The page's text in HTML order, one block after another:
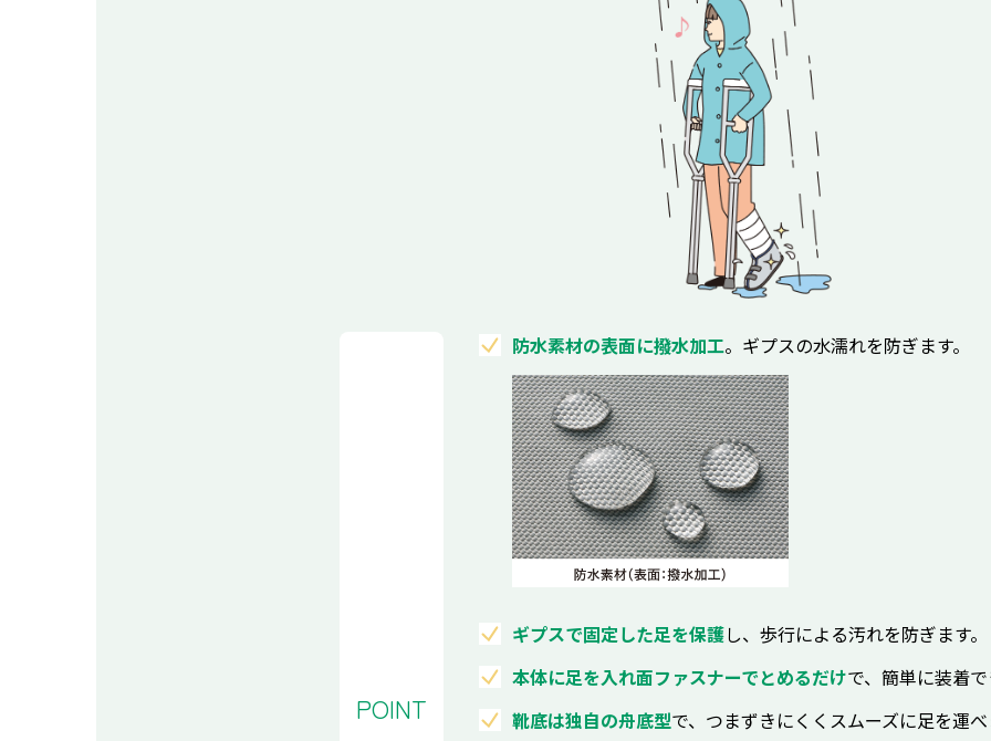
POINT
防水素材の表面に撥水加工。ギプスの水濡れを防ぎます。
ギプスで固定した足を保護し、歩行による汚れを防ぎます。
本体に足を入れ面ファスナーでとめるだけで、簡単に装着
靴底は独自の舟底型で、つまずきにくくスムーズに足を運